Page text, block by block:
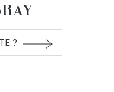
?